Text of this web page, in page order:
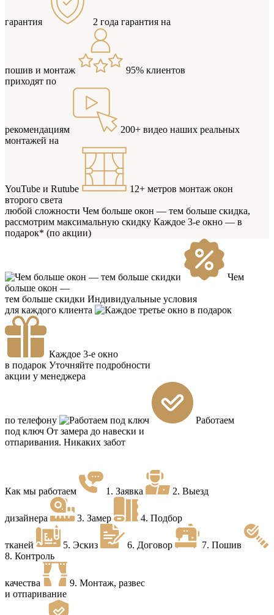
гарантия 2 года гарантия на
пошив и монтаж 95% клиентов
приходят по
рекомендациям 200+ видео наших реальных
монтажей на
YouTube и Rutube 12+ метров монтаж окон
второго света
любой сложности Чем больше окон — тем больше скидка,
рассмотрим максимальную скидку Каждое 3-е окно — в
подарок* (по акции)
Чем
больше окон —
тем больше скидки Индивидуальные условия
для каждого клиента
Каждое 3-е окно
в подарок Уточняйте подробности
акции у менеджера
по телефону
Работаем
под ключ От замера до навески и
отпаривания. Никаких забот
Как мы работаем 1. Заявка 2. Выезд
дизайнера 3. Замер 4. Подбор
тканей 5. Эскиз 6. Договор 7. Пошив
8. Контроль
качества 9. Монтаж, развес
и отпаривание